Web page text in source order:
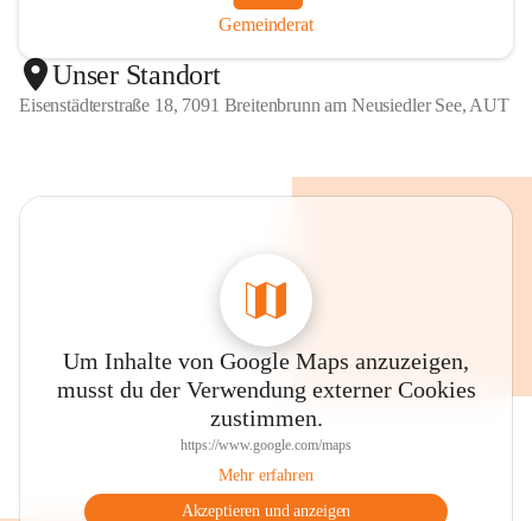
Gemeinderat
Unser Standort
Eisenstädterstraße 18, 7091 Breitenbrunn am Neusiedler See, AUT
Um Inhalte von Google Maps anzuzeigen,
musst du der Verwendung externer Cookies
zustimmen.
https://www.google.com/maps
Mehr erfahren
Akzeptieren und anzeigen